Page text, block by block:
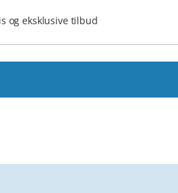
og eksklusive tilbud